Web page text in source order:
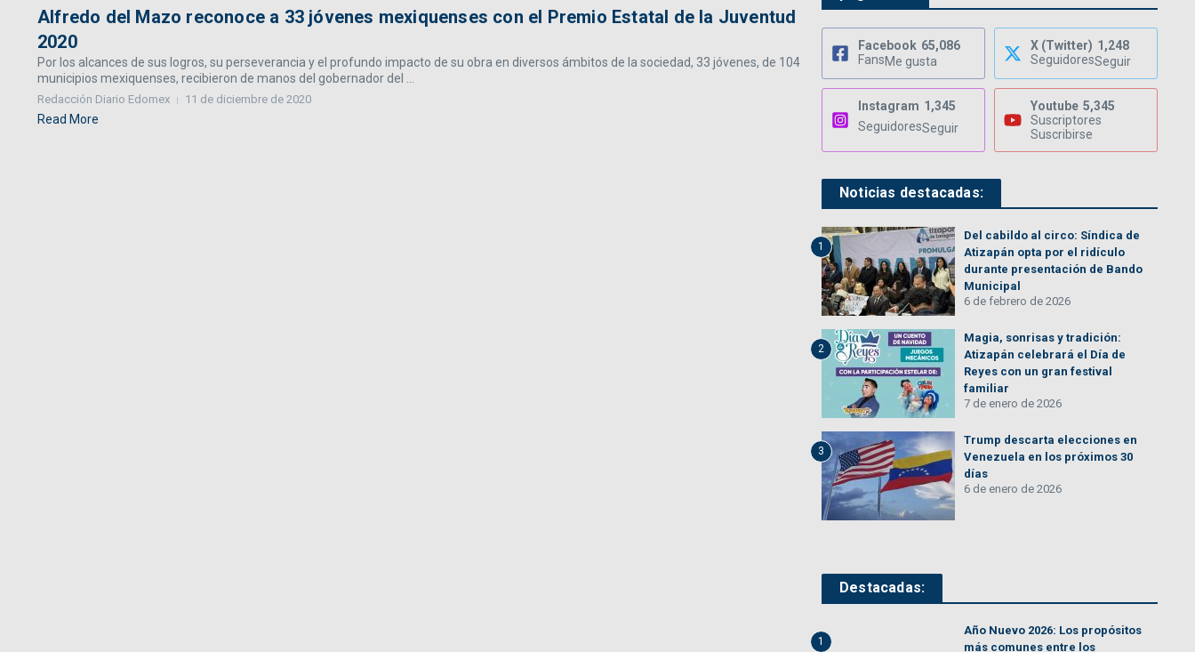
Alfredo del Mazo reconoce a 33 jóvenes mexiquenses con el Premio Estatal de la Juventud
2020
Por los alcances de sus logros, su perseverancia y el profundo impacto de su obra en diversos ámbitos de la sociedad, 33 jóvenes, de 104
municipios mexiquenses, recibieron de manos del gobernador del ...
Redacción Diario Edomex 11 de diciembre de 2020
Read More
Facebook 65,086
FansMe gusta
X (Twitter) 1,248
SeguidoresSeguir
Instagram 1,345
SeguidoresSeguir
Youtube 5,345
Suscriptores
Suscribirse
Noticias destacadas:
1
Del cabildo al circo: Síndica de
Atizapán opta por el ridículo
durante presentación de Bando
Municipal
6 de febrero de 2026
2
Magia, sonrisas y tradición:
Atizapán celebrará el Día de
Reyes con un gran festival
familiar
7 de enero de 2026
3
Trump descarta elecciones en
Venezuela en los próximos 30
días
6 de enero de 2026
Destacadas:
1
Año Nuevo 2026: Los propósitos
más comunes entre los